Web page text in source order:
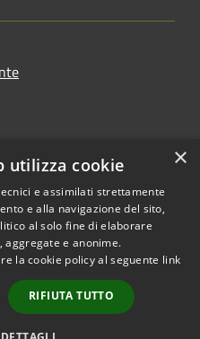
Copyright © 2026 • Comune di
Taibon Agordino • Powered by
Municipium•
Accesso
redazione
×
utilizza cookie
e assimilati strettamente
e alla navigazione del sito,
al solo fine di elaborare
aggregate e anonime.
la cookie policy al seguente link
RIFIUTA TUTTO